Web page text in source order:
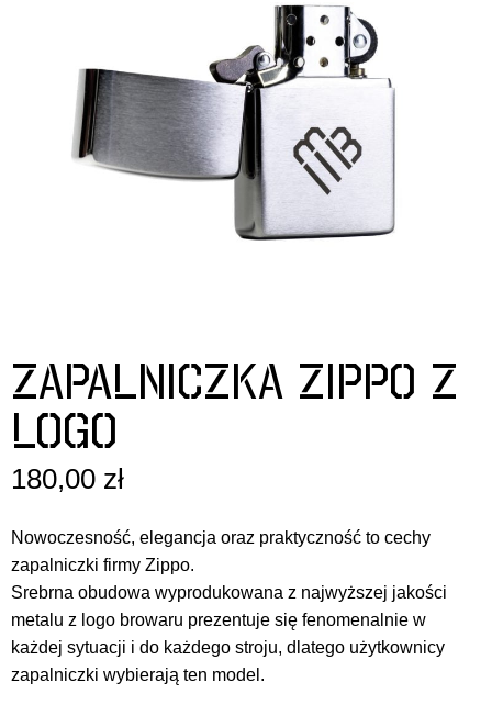
ZAPALNICZKA ZIPPO Z
LOGO
180,00 zł
Nowoczesność, elegancja oraz praktyczność to cechy
zapalniczki firmy Zippo.
Srebrna obudowa wyprodukowana z najwyższej jakości
metalu z logo browaru prezentuje się fenomenalnie w
każdej sytuacji i do każdego stroju, dlatego użytkownicy
zapalniczki wybierają ten model.